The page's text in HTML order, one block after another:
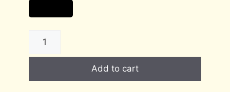
Add to cart